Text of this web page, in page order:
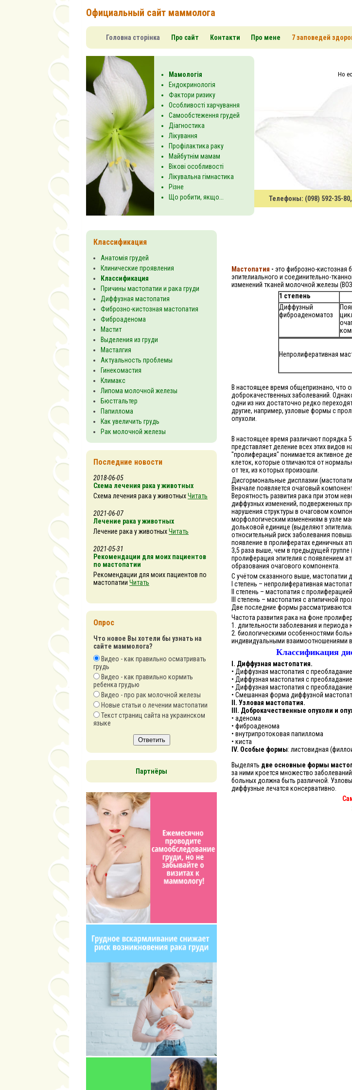
Официальный сайт маммолога
Головна сторінка Про сайт Контакти Про мене 7 заповедей
Мамологія
Ендокринологія
Фактори ризику
Особливості харчування
Самообстеження грудей
Діагностика
Лікування
Профілактика раку
Майбутнім мамам
Вікові особливості
Лікувальна гімнастика
Різне
Що робити, якщо...
Но
Телефоны: (098) 592-35-
Мастопатия - это фиброзно-кистозная
эпителиального и соединительно-
изменений тканей молочной железы
1 степень
Диффузный
фиброаденоматоз
Непролиферативная
В настоящее время общепризнано, что
доброкачественных заболеваний.
одни из них достаточно редко
другие, например, узловые формы с
опухоли.
В настоящее время различают порядка
представляет деление всех этих видов
"пролиферация" понимается активное
клеток, которые отличаются от
от тех, из которых произошли.
Дисгормональные дисплазии
Вначале появляется очаговый
Вероятность развития рака при этом
диффузных изменений, подверженных
нарушения структуры в очаговом
морфологическим изменениям в узле
дольковой единице (выделяют
относительный риск заболевания
появление в пролифератах единичных
3,5 раза выше, чем в предыдущей
пролиферация эпителия с появлением
образования очагового компонента.
С учётом сказанного выше, мастопатии
I степень – непролиферативная
II степень – мастопатия с
III степень – мастопатия с атипичной
Две последние формы рассматриваются
Частота развития рака на фоне
1. длительности заболевания и
2. биологическими особенностями
индивидуальными взаимоотношениями
Классификация
I. Диффузная мастопатия.
• Диффузная мастопатия с
• Диффузная мастопатия с
• Диффузная мастопатия с
• Смешанная форма диффузной
II. Узловая мастопатия.
III. Доброкачественные опухоли и
• аденома
• фиброаденома
• внутрипротоковая папиллома
• киста
IV. Особые формы: листовидная
Выделять две основные формы
за ними кроется множество
больных должна быть различной.
диффузные лечатся консервативно.
Классификация
Анатомія грудей
Клинические проявления
Классификация
Причины мастопатии и рака груди
Диффузная мастопатия
Фиброзно-кистозная мастопатия
Фиброаденома
Мастит
Выделения из груди
Масталгия
Актуальность проблемы
Гинекомастия
Климакс
Липома молочной железы
Бюстгальтер
Папиллома
Как увеличить грудь
Рак молочной железы
Последние новости
2018-06-05
Схема лечения рака у животных
Схема лечения рака у животныхЧитать
2021-06-07
Лечение рака у животных
Лечение рака у животныхЧитать
2021-05-31
Рекомендации для моих пациентов
по мастопатии
Рекомендации для моих пациентов по
мастопатии Читать
Опрос
Что новое Вы хотели бы узнать на
сайте маммолога?
Видео - как правильно осматривать
грудь
Видео - как правильно кормить
ребенка грудью
Видео - про рак молочной железы
Новые статьи о лечении мастопатии
Текст страниц сайта на украинском
языке
Ответить
Партнёры